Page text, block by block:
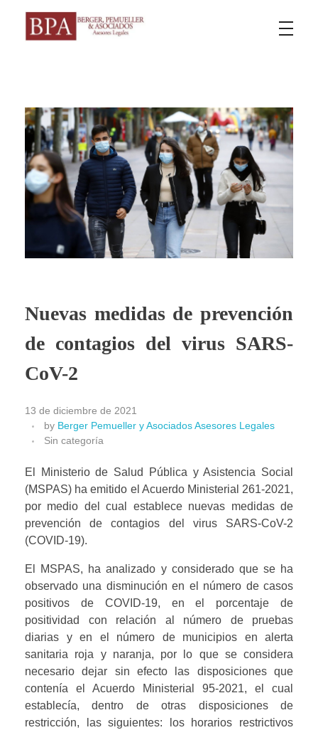
Nuevas medidas de prevención
de contagios del virus SARS-
CoV-2
13 de diciembre de 2021
by Berger Pemueller y Asociados Asesores Legales
Sin categoría
El Ministerio de Salud Pública y Asistencia Social
(MSPAS) ha emitido el Acuerdo Ministerial 261-2021,
por medio del cual establece nuevas medidas de
prevención de contagios del virus SARS-CoV-2
(COVID-19).
El MSPAS, ha analizado y considerado que se ha
observado una disminución en el número de casos
positivos de COVID-19, en el porcentaje de
positividad con relación al número de pruebas
diarias y en el número de municipios en alerta
sanitaria roja y naranja, por lo que se considera
necesario dejar sin efecto las disposiciones que
contenía el Acuerdo Ministerial 95-2021, el cual
establecía, dentro de otras disposiciones de
restricción, las siguientes: los horarios restrictivos